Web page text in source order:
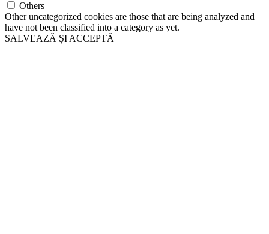
Others
Other uncategorized cookies are those that are being analyzed and
have not been classified into a category as yet.
SALVEAZĂ ȘI ACCEPTĂ